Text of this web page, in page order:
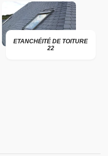
ETANCHÉITÉ DE TOITURE
22